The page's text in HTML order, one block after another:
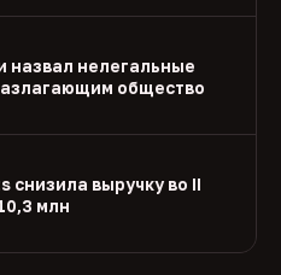
назвал нелегальные
общество
снизила выручку во II
млн